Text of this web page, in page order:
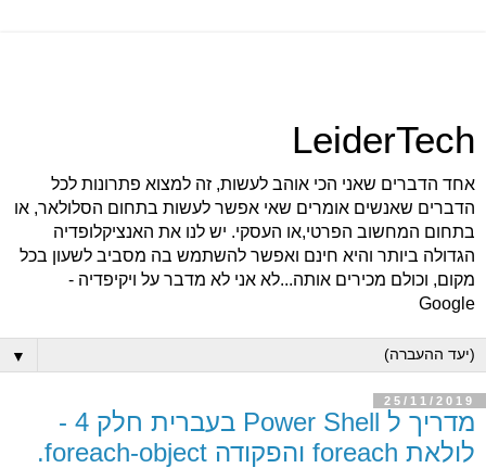
LeiderTech
אחד הדברים שאני הכי אוהב לעשות, זה למצוא פתרונות לכל
הדברים שאנשים אומרים שאי אפשר לעשות בתחום הסלולאר, או
בתחום המחשוב הפרטי,או העסקי. יש לנו את האנציקלופדיה
הגדולה ביותר והיא חינם ואפשר להשתמש בה מסביב לשעון בכל
מקום, וכולם מכירים אותה...לא אני לא מדבר על ויקיפדיה -
Google
▼
25/11/2019
מדריך ל Power Shell בעברית חלק 4 -
לולאת foreach והפקודה foreach-object.